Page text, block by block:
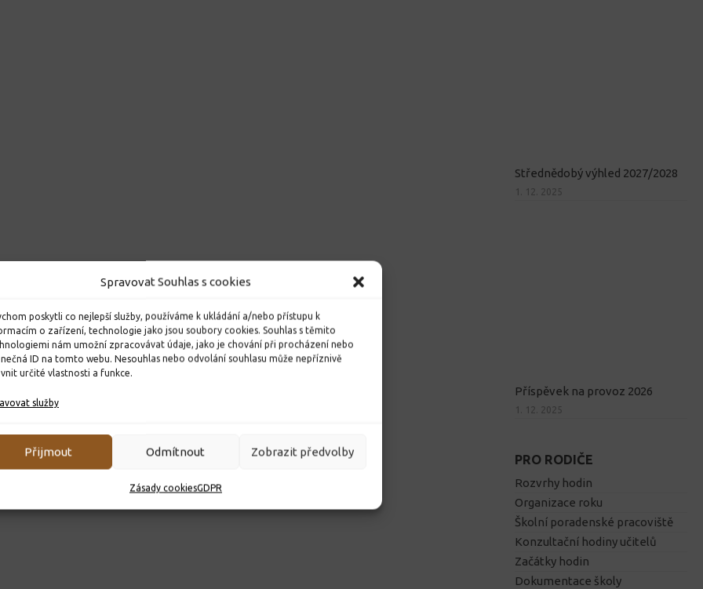
Spravovat Souhlas s cookies
poskytli co nejlepší služby, používáme k ukládání a/nebo přístupu k
o zařízení, technologie jako jsou soubory cookies. Souhlas s těmito
nám umožní zpracovávat údaje, jako je chování při procházení nebo
ID na tomto webu. Nesouhlas nebo odvolání souhlasu může nepříznivě
určité vlastnosti a funkce.
služby
Přijmout Odmítnout Zobrazit předvolby
Zásady cookiesGDPR
Střednědobý výhled 2027/2028
1. 12. 2025
Příspěvek na provoz 2026
1. 12. 2025
PRO RODIČE
Rozvrhy hodin
Organizace roku
Školní poradenské pracoviště
Konzultační hodiny učitelů
Začátky hodin
Dokumentace školy